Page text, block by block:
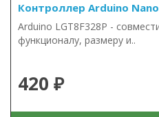
Контроллер Arduino Nano
Arduino LGT8F328P -
функционалу, размеру и..
420 ₽